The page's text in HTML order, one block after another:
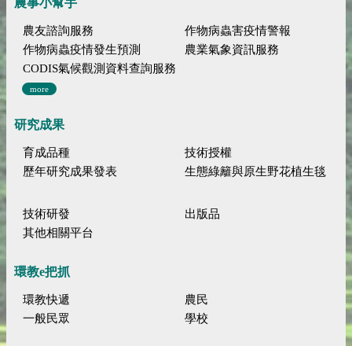
農事小幫手
農友諮詢服務
作物病蟲害疫情警報
作物病蟲疫情發生預測
農業氣象資訊服務
CODIS氣候觀測資料查詢服務
more
研究成果
育成品種
技術授權
歷年研究成果發表
生態綠籬與原生野花植生毯
技術研發
出版品
其他相關平台
環教e把抓
環教快遞
農民
一般民眾
學校